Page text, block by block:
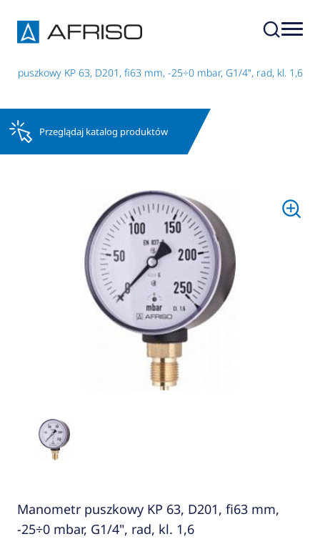
puszkowy KP 63, D201, fi63 mm, -25÷0 mbar, G1/4", rad, kl. 1,6
Przeglądaj katalog produktów
Manometr puszkowy KP 63, D201, fi63 mm,
-25÷0 mbar, G1/4", rad, kl. 1,6